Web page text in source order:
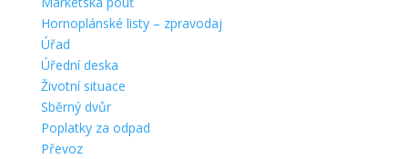
Hornoplánské listy – zpravodaj
Úřad
Úřední deska
Životní situace
Sběrný dvůr
Poplatky za odpad
Převoz